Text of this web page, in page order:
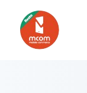
content